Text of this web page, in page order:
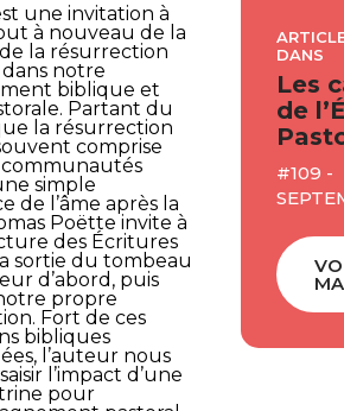
une invitation à
à nouveau de la
la résurrection
notre
biblique et
Partant du
la résurrection
comprise
communautés
simple
de l’âme après la
Poëtte invite à
des Écritures
sortie du tombeau
d’abord, puis
propre
Fort de ces
bibliques
l’auteur nous
l’impact d’une
pour
DANS
Les
de
#109 -